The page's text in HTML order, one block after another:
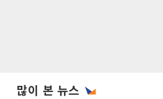
많이 본 뉴스